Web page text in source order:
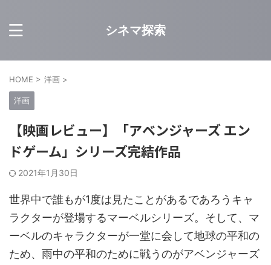
シネマ探索
HOME > 洋画 >
洋画
【映画レビュー】「アベンジャーズ エン
ドゲーム」シリーズ完結作品
2021年1月30日
世界中で誰もが1度は見たことがあるであろうキャ
ラクターが登場するマーベルシリーズ。そして、マ
ーベルのキャラクターが一堂に会して地球の平和の
ため、雨中の平和のために戦うのがアベンジャーズ